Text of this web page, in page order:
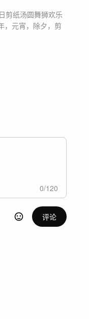
剪纸汤圆舞狮欢乐
，元宵，除夕，剪
0/120
评论